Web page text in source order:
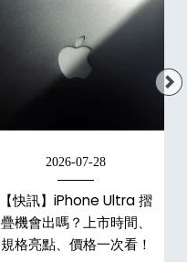
2026-07-28
【快訊】iPhone Ultra 摺
疊機會出嗎？上市時間、
規格亮點、價格一次看！